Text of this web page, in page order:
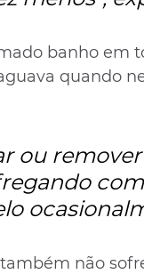
banho em
quando
ou
não